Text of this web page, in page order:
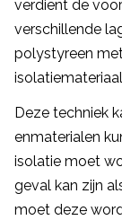
verdient de
verschillende
polystyreen
Deze techniek
enmaterialen
isolatie moet
geval kan zijn
moet deze